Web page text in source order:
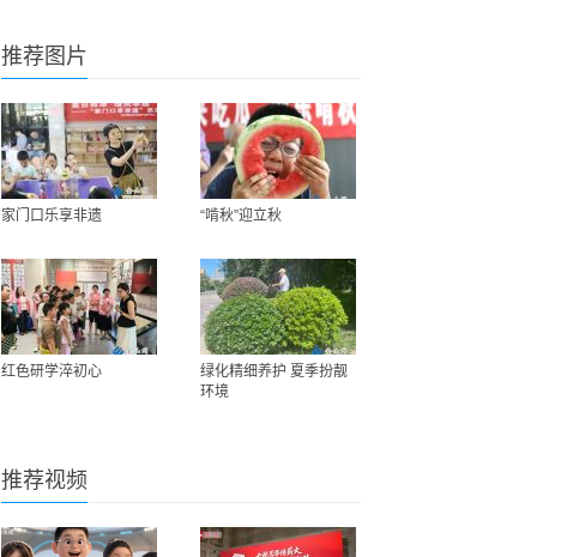
推荐图片
家门口乐享非遗 “啃秋”迎立秋
红色研学淬初心
绿化精细养护 夏季扮靓
环境
推荐视频